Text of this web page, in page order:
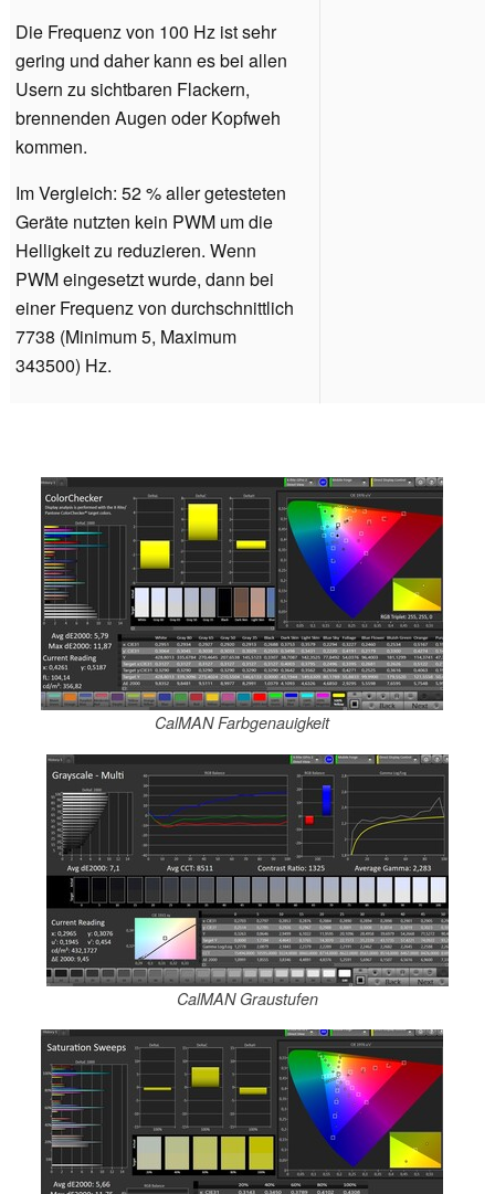
Die Frequenz von 100 Hz ist sehr
gering und daher kann es bei allen
Usern zu sichtbaren Flackern,
brennenden Augen oder Kopfweh
kommen.
Im Vergleich: 52 % aller getesteten
Geräte nutzten kein PWM um die
Helligkeit zu reduzieren. Wenn
PWM eingesetzt wurde, dann bei
einer Frequenz von durchschnittlich
7738 (Minimum 5, Maximum
343500) Hz.
CalMAN Farbgenauigkeit
CalMAN Graustufen